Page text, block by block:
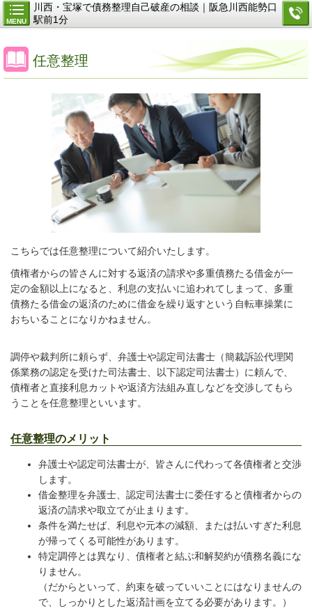
MENU
川西・宝塚で債務整理自己破産の相談｜阪急川西能勢口
駅前1分
任意整理
こちらでは任意整理について紹介いたします。
債権者からの皆さんに対する返済の請求や多重債務たる借金が一
定の金額以上になると、利息の支払いに追われてしまって、多重
債務たる借金の返済のために借金を繰り返すという自転車操業に
おちいることになりかねません。
調停や裁判所に頼らず、弁護士や認定司法書士（簡裁訴訟代理関
係業務の認定を受けた司法書士、以下認定司法書士）に頼んで、
債権者と直接利息カットや返済方法組み直しなどを交渉してもら
うことを任意整理といいます。
任意整理のメリット
弁護士や認定司法書士が、皆さんに代わって各債権者と交渉
します。
借金整理を弁護士、認定司法書士に委任すると債権者からの
返済の請求や取立てが止まります。
条件を満たせば、利息や元本の減額、または払いすぎた利息
が帰ってくる可能性があります。
特定調停とは異なり、債権者と結ぶ和解契約が債務名義にな
りません。
（だからといって、約束を破っていいことにはなりませんの
で、しっかりとした返済計画を立てる必要があります。）